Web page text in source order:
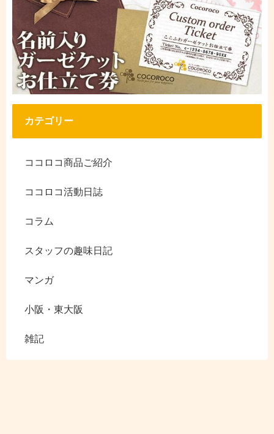
カテゴリー
ココロコ商品ご紹介
ココロコ活動日誌
コラム
スタッフの趣味日記
マンガ
小阪・東大阪
雑記